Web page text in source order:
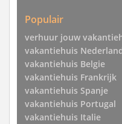
Populair
verhuur jouw
vakantiehuis
vakantiehuis Belgie
vakantiehuis Frankrijk
vakantiehuis Spanje
vakantiehuis Portugal
vakantiehuis Italie